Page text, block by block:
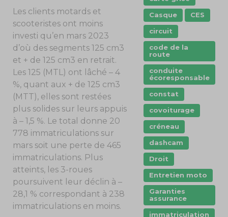
Les clients motards et
scooteristes ont moins
investi qu’en mars 2023
d’où des segments 125 cm3
et + de 125 cm3 en retrait.
Les 125 (MTL) ont lâché – 4
%, quant aux + de 125 cm3
(MTT), elles sont restées
plus solides sur leurs appuis
à – 1,5 %. Le total donne 20
778 immatriculations sur
mars soit une perte de 465
immatriculations. Plus
atteints, les 3-roues
poursuivent leur déclin à –
28,1 % correspondant à 238
immatriculations en moins.
Casque
CES
circuit
code de la
route
conduite
écoresponsable
constat
covoiturage
créneau
dashcam
Droit
Entretien moto
Garanties
assurance
immatriculation